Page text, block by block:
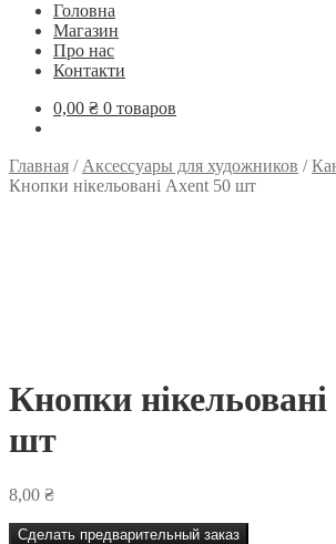
Головна
Магазин
Про нас
Контакти
0,00 ₴ 0 товаров
Главная / Аксессуары для художников /
Кнопки нікельовані Axent 50 шт
Кнопки
шт
8,00 ₴
Сделать предварительный заказ